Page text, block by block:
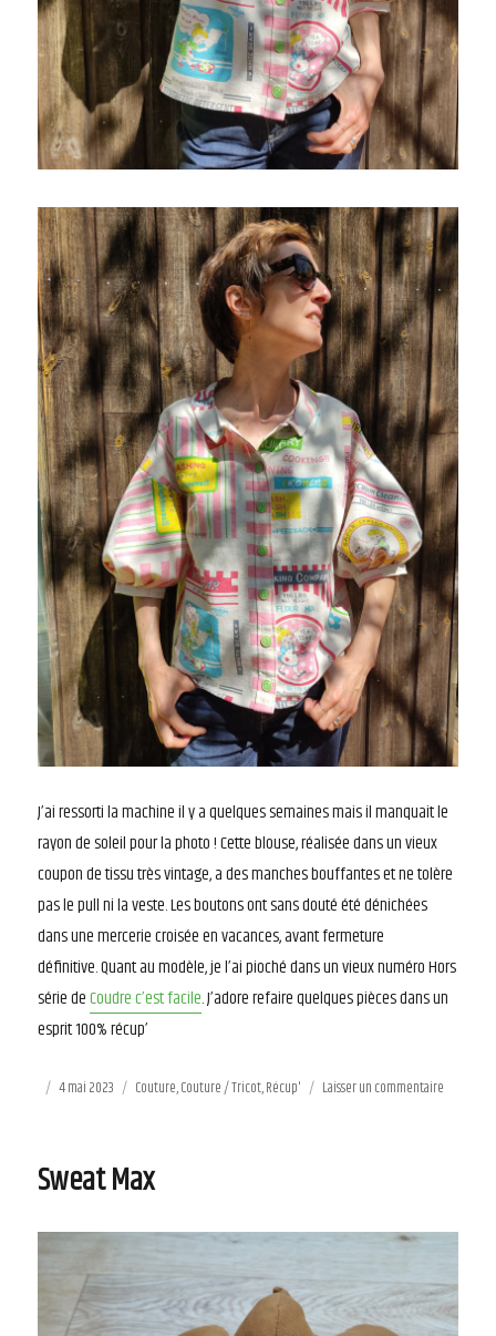
J’ai ressorti la machine il y a quelques semaines mais il manquait le
rayon de soleil pour la photo ! Cette blouse, réalisée dans un vieux
coupon de tissu très vintage, a des manches bouffantes et ne tolère
pas le pull ni la veste. Les boutons ont sans douté été dénichées
dans une mercerie croisée en vacances, avant fermeture
définitive. Quant au modèle, je l’ai pioché dans un vieux numéro Hors
série deCoudre c’est facile. J’adore refaire quelques pièces dans un
esprit 100% récup’
Publié
4 mai 2023 Catégories
Couture,Couture / Tricot,Récup' Laisser un commentaire
Sweat Max